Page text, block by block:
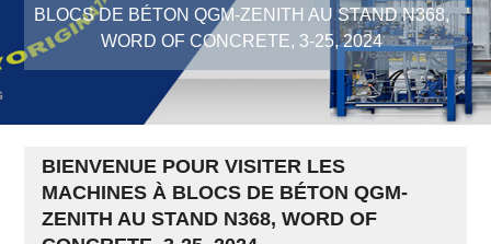
BLOCS DE BÉTON QGM-ZENITH AU STAND N368,
WORD OF CONCRETE, 3-25, 2024
BIENVENUE POUR VISITER LES
MACHINES À BLOCS DE BÉTON QGM-
ZENITH AU STAND N368, WORD OF